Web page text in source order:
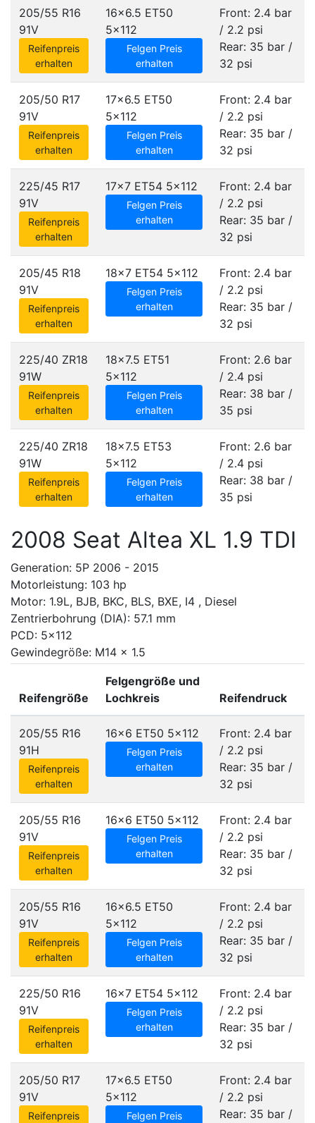
205/55 R16
91V
Reifenpreis
erhalten
16x6.5 ET50
5x112
Felgen Preis
erhalten
Front: 2.4 bar
/ 2.2 psi
Rear: 35 bar /
32 psi
205/50 R17
91V
Reifenpreis
erhalten
17x6.5 ET50
5x112
Felgen Preis
erhalten
Front: 2.4 bar
/ 2.2 psi
Rear: 35 bar /
32 psi
225/45 R17
91V
Reifenpreis
erhalten
17x7 ET54 5x112
Felgen Preis
erhalten
Front: 2.4 bar
/ 2.2 psi
Rear: 35 bar /
32 psi
205/45 R18
91V
Reifenpreis
erhalten
18x7 ET54 5x112
Felgen Preis
erhalten
Front: 2.4 bar
/ 2.2 psi
Rear: 35 bar /
32 psi
225/40 ZR18
91W
Reifenpreis
erhalten
18x7.5 ET51
5x112
Felgen Preis
erhalten
Front: 2.6 bar
/ 2.4 psi
Rear: 38 bar /
35 psi
225/40 ZR18
91W
Reifenpreis
erhalten
18x7.5 ET53
5x112
Felgen Preis
erhalten
Front: 2.6 bar
/ 2.4 psi
Rear: 38 bar /
35 psi
2008 Seat Altea XL 1.9 TDI
Generation: 5P 2006 - 2015
Motorleistung: 103 hp
Motor: 1.9L, BJB, BKC, BLS, BXE, I4 , Diesel
Zentrierbohrung (DIA): 57.1 mm
PCD: 5x112
Gewindegröße: M14 x 1.5
Reifengröße
Felgengröße und
Lochkreis
Reifendruck
205/55 R16
91H
Reifenpreis
erhalten
16x6 ET50 5x112
Felgen Preis
erhalten
Front: 2.4 bar
/ 2.2 psi
Rear: 35 bar /
32 psi
205/55 R16
91V
Reifenpreis
erhalten
16x6 ET50 5x112
Felgen Preis
erhalten
Front: 2.4 bar
/ 2.2 psi
Rear: 35 bar /
32 psi
205/55 R16
91V
Reifenpreis
erhalten
16x6.5 ET50
5x112
Felgen Preis
erhalten
Front: 2.4 bar
/ 2.2 psi
Rear: 35 bar /
32 psi
225/50 R16
91V
Reifenpreis
erhalten
16x7 ET54 5x112
Felgen Preis
erhalten
Front: 2.4 bar
/ 2.2 psi
Rear: 35 bar /
32 psi
205/50 R17
91V
Reifenpreis
17x6.5 ET50
5x112
Felgen Preis
Front: 2.4 bar
/ 2.2 psi
Rear: 35 bar /